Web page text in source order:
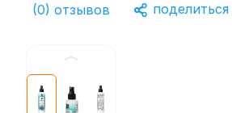
(0) отзывов поделиться